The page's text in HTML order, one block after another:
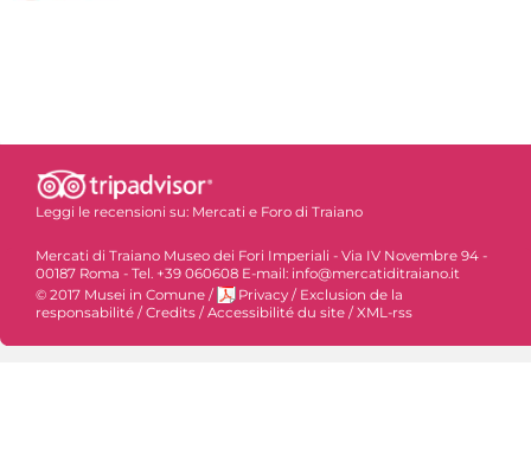
Leggi le recensioni su: Mercati e Foro di Traiano
Mercati di Traiano Museo dei Fori Imperiali - Via IV Novembre 94 -
00187 Roma - Tel. +39 060608 E-mail: info@mercatiditraiano.it
© 2017 Musei in Comune / Privacy / Exclusion de la
responsabilité /Credits /Accessibilité du site /XML-rss